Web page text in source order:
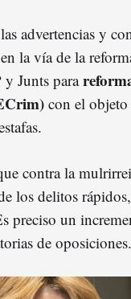
advertencias y
la vía de la
Junts para
con el
contra la
los delitos
preciso un
de oposiciones.